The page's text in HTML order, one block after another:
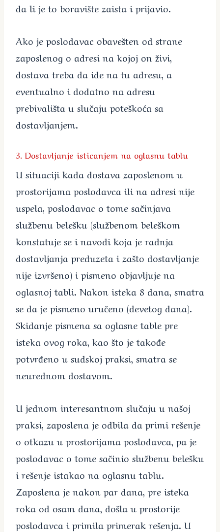
da li je to boravište zaista i prijavio.
Ako je poslodavac obavešten od strane
zaposlenog o adresi na kojoj on živi,
dostava treba da ide na tu adresu, a
eventualno i dodatno na adresu
prebivališta u slučaju poteškoća sa
dostavljanjem.
3. Dostavljanje isticanjem na oglasnu tablu
U situaciji kada dostava zaposlenom u
prostorijama poslodavca ili na adresi nije
uspela, poslodavac o tome sačinjava
službenu belešku (službenom beleškom
konstatuje se i navodi koja je radnja
dostavljanja preduzeta i zašto dostavljanje
nije izvršeno) i pismeno objavljuje na
oglasnoj tabli. Nakon isteka 8 dana, smatra
se da je pismeno uručeno (devetog dana).
Skidanje pismena sa oglasne table pre
isteka ovog roka, kao što je takođe
potvrđeno u sudskoj praksi, smatra se
neurednom dostavom.
U jednom interesantnom slučaju u našoj
praksi, zaposlena je odbila da primi rešenje
o otkazu u prostorijama poslodavca, pa je
poslodavac o tome sačinio službenu belešku
i rešenje istakao na oglasnu tablu.
Zaposlena je nakon par dana, pre isteka
roka od osam dana, došla u prostorije
poslodavca i primila primerak rešenja. U